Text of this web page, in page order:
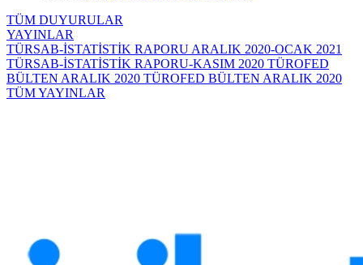
TÜM DUYURULAR
YAYINLAR
TÜRSAB-İSTATİSTİK RAPORU ARALIK 2020-OCAK 2021
TÜRSAB-İSTATİSTİK RAPORU-KASIM 2020 TÜROFED
BÜLTEN ARALIK 2020 TÜROFED BÜLTEN ARALIK 2020
TÜM YAYINLAR